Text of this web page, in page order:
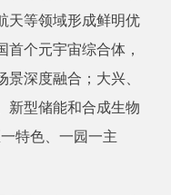
天等领域形成鲜明优
个元宇宙综合体，
深度融合；大兴、
新型储能和合成生物
特色、一园一主